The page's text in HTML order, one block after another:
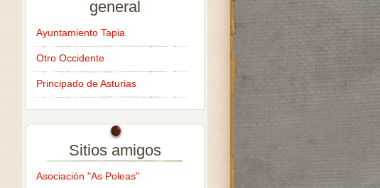
general
Ayuntamiento Tapia
Otro Occidente
Principado de Asturias
Sitios amigos
Asociación "As Poleas"